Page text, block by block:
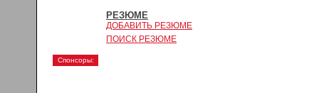
РЕЗЮМЕ
ДОБАВИТЬ РЕЗЮМЕ
ПОИСК РЕЗЮМЕ
Спонсоры: